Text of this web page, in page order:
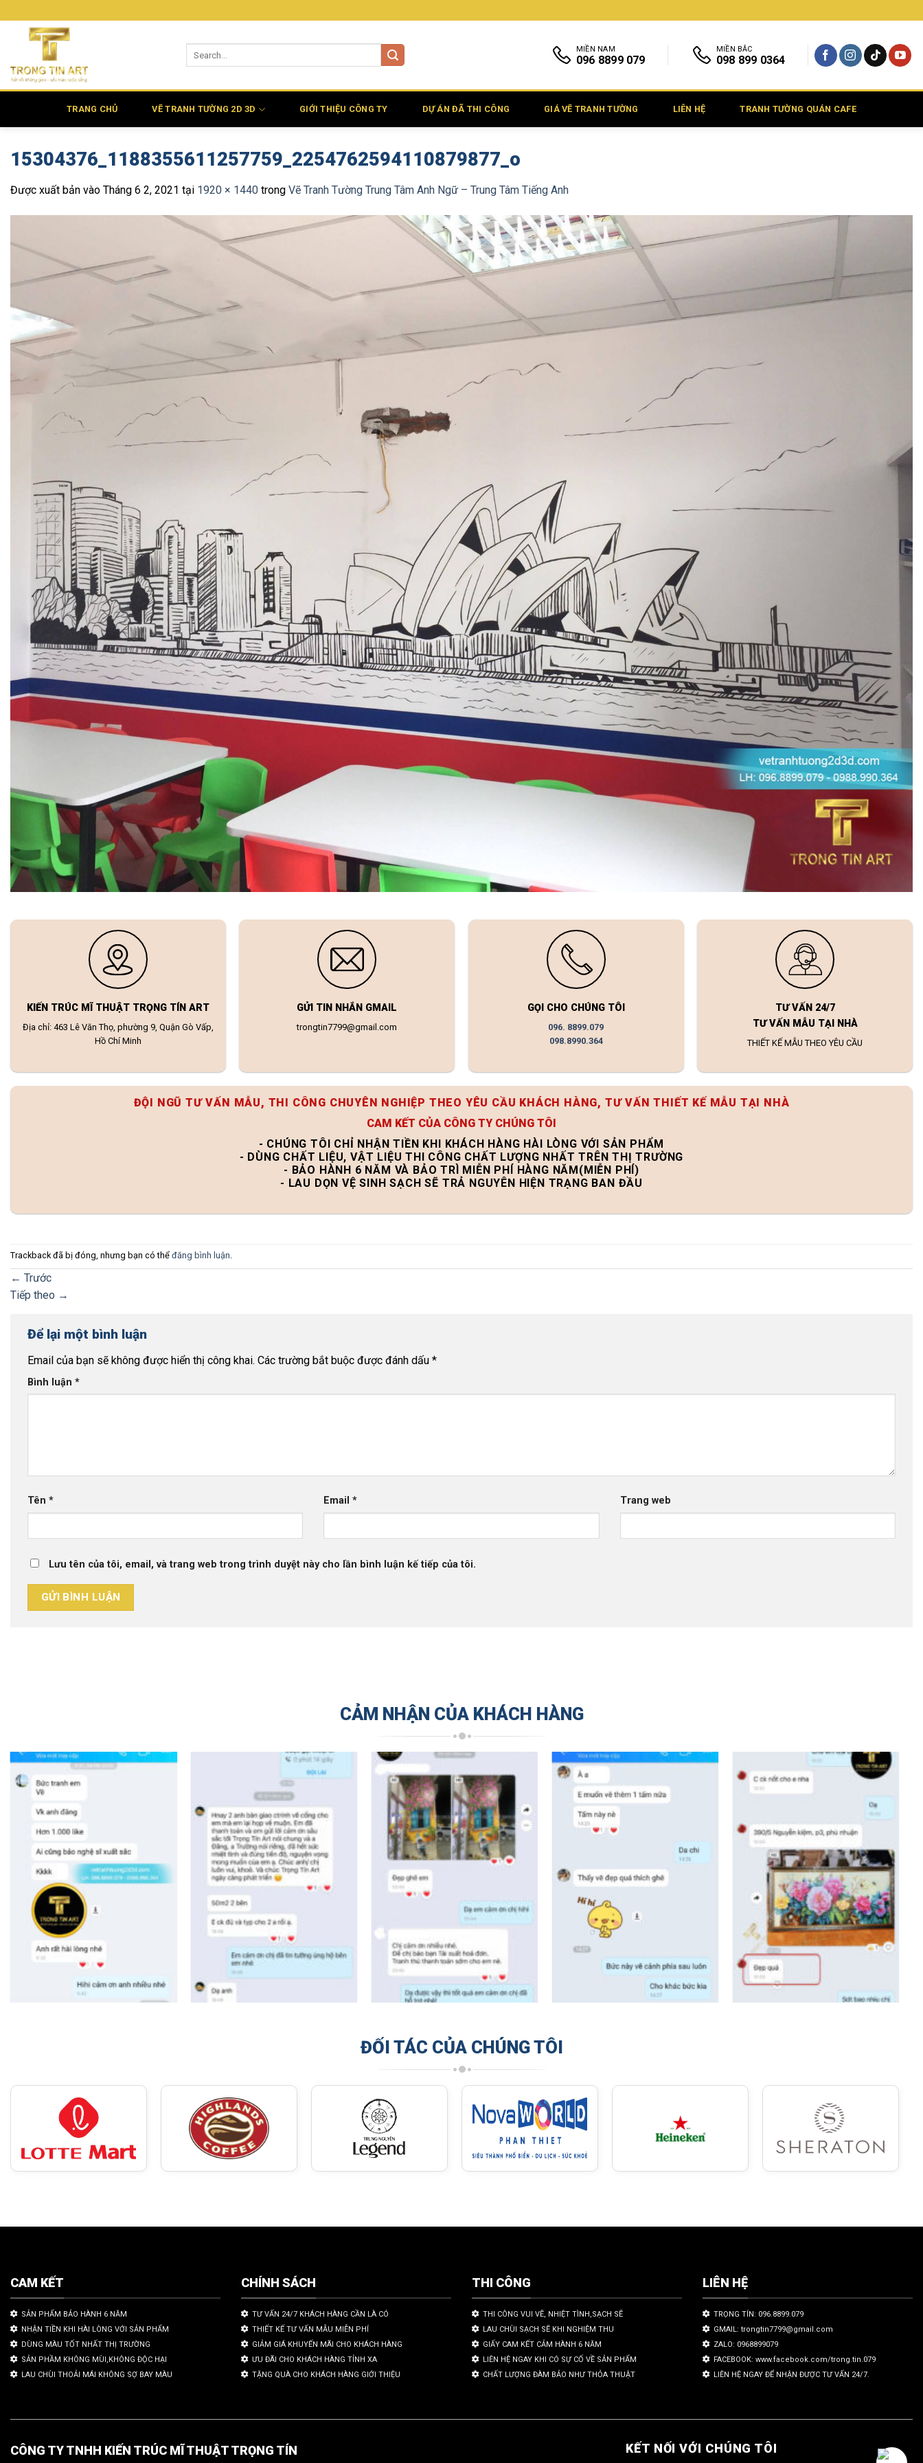
qua
MIỀN NAM
096 8899 079
MIỀN BẮC
098 899 0364
TRANG CHỦ VẼ TRANH TƯỜNG 2D 3D GIỚI THIỆU CÔNG TY DỰ ÁN ĐÃ THI CÔNG GIÁ VẼ TRANH TƯỜNG LIÊN HỆ TRANH TƯỜNG QUÁN CAFE
15304376_1188355611257759_2254762594110879877_o
Được xuất bản vào Tháng 6 2, 2021 tại 1920 × 1440 trong Vẽ Tranh Tường Trung Tâm Anh Ngữ – Trung Tâm Tiếng Anh
KIẾN TRÚC MĨ THUẬT TRỌNG TÍN ART
Địa chỉ: 463 Lê Văn Thọ, phường 9, Quận Gò Vấp,
Hồ Chí Minh
GỬI TIN NHẮN GMAIL
trongtin7799@gmail.com
GỌI CHO CHÚNG TÔI
096. 8899.079
098.8990.364
TƯ VẤN 24/7
TƯ VẤN MẪU TẠI NHÀ
THIẾT KẾ MẪU THEO YÊU CẦU
ĐỘI NGŨ TƯ VẤN MẪU, THI CÔNG CHUYÊN NGHIỆP THEO YÊU CẦU KHÁCH HÀNG, TƯ VẤN THIẾT KẾ MẪU TẠI NHÀ
CAM KẾT CỦA CÔNG TY CHÚNG TÔI
- CHÚNG TÔI CHỈ NHẬN TIỀN KHI KHÁCH HÀNG HÀI LÒNG VỚI SẢN PHẨM
- DÙNG CHẤT LIỆU, VẬT LIỆU THI CÔNG CHẤT LƯỢNG NHẤT TRÊN THỊ TRƯỜNG
- BẢO HÀNH 6 NĂM VÀ BẢO TRÌ MIỄN PHÍ HÀNG NĂM(MIỄN PHÍ)
- LAU DỌN VỆ SINH SẠCH SẼ TRẢ NGUYÊN HIỆN TRẠNG BAN ĐẦU
Trackback đã bị đóng, nhưng bạn có thể đăng bình luận.
← Trước
Tiếp theo →
Để lại một bình luận
Email của bạn sẽ không được hiển thị công khai. Các trường bắt buộc được đánh dấu *
Bình luận *
Tên * Email* Trang web
Lưu tên của tôi, email, và trang web trong trình duyệt này cho lần bình luận kế tiếp của tôi.
CẢM NHẬN CỦA KHÁCH HÀNG
ĐỐI TÁC CỦA CHÚNG TÔI
CAM KẾT
SẢN PHẨM BẢO HÀNH 6 NĂM
NHẬN TIỀN KHI HÀI LÒNG VỚI SẢN PHẨM
DÙNG MÀU TỐT NHẤT THỊ TRƯỜNG
SẢN PHẦM KHÔNG MÙI,KHÔNG ĐỘC HẠI
LAU CHÙI THOẢI MÁI KHÔNG SỢ BAY MÀU
CHÍNH SÁCH
TƯ VẤN 24/7 KHÁCH HÀNG CẦN LÀ CÓ
THIẾT KẾ TƯ VẤN MẪU MIỄN PHÍ
GIẢM GIÁ KHUYẾN MÃI CHO KHÁCH HÀNG
ƯU ĐÃI CHO KHÁCH HÀNG TỈNH XA
TẶNG QUÀ CHO KHÁCH HÀNG GIỚI THIỆU
THI CÔNG
THI CÔNG VUI VẼ, NHIỆT TÌNH,SẠCH SẼ
LAU CHÙI SẠCH SẼ KHI NGHIỆM THU
GIẤY CAM KẾT CẢM HÀNH 6 NĂM
LIÊN HỆ NGAY KHI CÓ SỰ CỐ VỀ SẢN PHẨM
CHẤT LƯỢNG ĐÀM BẢO NHƯ THỎA THUẬT
LIÊN HỆ
TRỌNG TÍN: 096.8899.079
GMAIL: trongtin7799@gmail.com
ZALO: 0968899079
FACEBOOK: www.facebook.com/trong.tin.079
LIÊN HỆ NGAY ĐỂ NHẬN ĐƯỢC TƯ VẤN 24/7.
CÔNG TY TNHH KIẾN TRÚC MĨ THUẬT TRỌNG TÍN KẾT NỐI VỚI CHÚNG TÔI